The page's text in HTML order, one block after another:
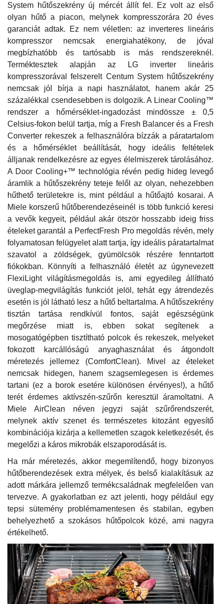
System hűtőszekrény új mércét állít fel. Ez volt az első
olyan hűtő a piacon, melynek kompresszorára 20 éves
garanciát adtak. Ez nem véletlen: az inverteres lineáris
kompresszor nemcsak energiahatékony, de jóval
megbízhatóbb és tartósabb is más rendszereknél.
Terméktesztek alapján az LG inverter lineáris
kompresszorával felszerelt Centum System hűtőszekrény
nemcsak jól bírja a napi használatot, hanem akár 25
százalékkal csendesebben is dolgozik. A Linear Cooling™
rendszer a hőmérséklet-ingadozást mindössze ± 0,5
Celsius-fokon belül tartja, míg a Fresh Balancer és a Fresh
Converter rekeszek a felhasználóra bízzák a páratartalom
és a hőmérséklet beállítását, hogy ideális feltételek
álljanak rendelkezésre az egyes élelmiszerek tárolásához.
A Door Cooling+™ technológia révén pedig hideg levegő
áramlik a hűtőszekrény teteje felől az olyan, nehezebben
hűthető területekre is, mint például a hűtőajtó kosarai. A
Miele korszerű hűtőberendezéseinél is több funkció keresi
a vevők kegyeit, például akár ötször hosszabb ideig friss
ételeket garantál a PerfectFresh Pro megoldás révén, mely
folyamatosan felügyelet alatt tartja, így ideális páratartalmat
szavatol a zöldségek, gyümölcsök részére fenntartott
fiókokban. Könnyíti a felhasználó életét az úgynevezett
FlexiLight világításmegoldás is, ami egyedileg állítható
üveglap-megvilágítás funkciót jelöl, tehát egy átrendezés
esetén is jól látható lesz a hűtő beltartalma. A hűtőszekrény
tisztán tartása rendkívül fontos, saját egészségünk
megőrzése miatt is, ebben sokat segítenek a
mosogatógépben tisztítható polcok és rekeszek, melyeket
fokozott karcállóságú anyaghasználat és átgondolt
méretezés jellemez (ComfortClean). Mivel az ételeket
nemcsak hidegen, hanem szagsemlegesen is érdemes
tartani (ez a borok esetére különösen érvényes!), a hűtő
terét érdemes aktívszén-szűrőn keresztül áramoltatni. A
Miele AirClean néven jegyzi saját szűrőrendszerét,
melynek aktív szenet és természetes kitozánt egyesítő
kombinációja kizárja a kellemetlen szagok keletkezését, és
megelőzi a káros mikrobák elszaporodását is.
Ha már méretezés, akkor megemlítendő, hogy bizonyos
hűtőberendezések extra mélyek, és belső kialakításuk az
adott márkára jellemző termékcsaládnak megfelelően van
tervezve. A gyakorlatban ez azt jelenti, hogy például egy
tepsi sütemény problémamentesen és stabilan, egyben
behelyezhető a szokásos hűtőpolcok közé, ami nagyra
értékelhető.